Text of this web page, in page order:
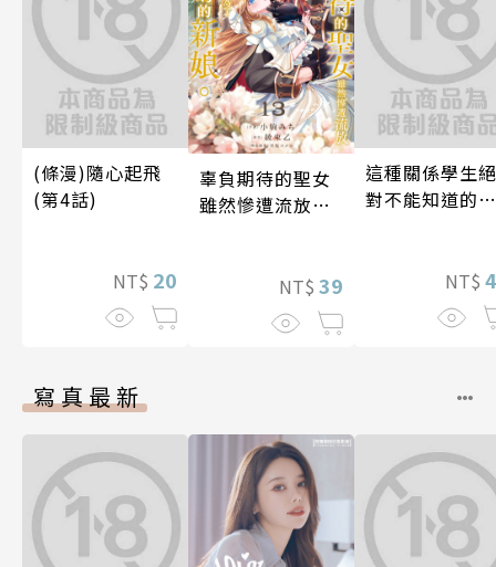
(條漫)隨心起飛
(第4話)
NT$ 20
辜負期待的聖女
雖然慘遭流放，
娘。(第13話)
NT$ 39
這種關係學生絕
對不能知道的
兩人是甜蜜的現
在進行式～ 05
NT$
寫真最新